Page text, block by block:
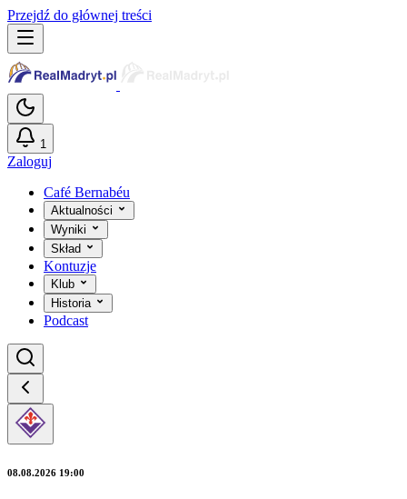
Przejdź do głównej treści
1
Zaloguj
Café Bernabéu
Aktualności
Wyniki
Skład
Kontuzje
Klub
Historia
Podcast
08.08.2026 19:00